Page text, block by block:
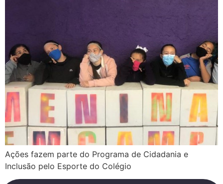
Ações fazem parte do Programa de Cidadania e
Inclusão pelo Esporte do Colégio